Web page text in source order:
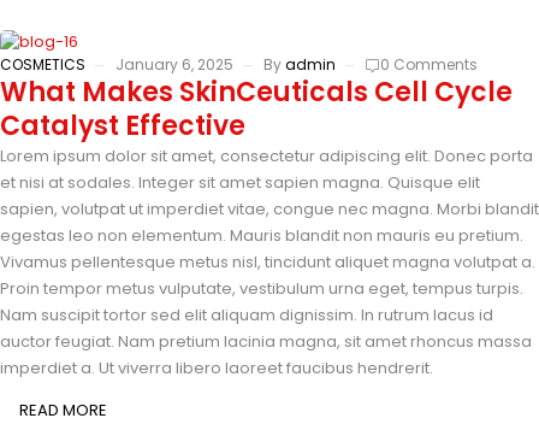
COSMETICS January 6, 2025 Byadmin 0 Comments
What Makes SkinCeuticals Cell Cycle
Catalyst Effective
Lorem ipsum dolor sit amet, consectetur adipiscing elit. Donec porta
et nisi at sodales. Integer sit amet sapien magna. Quisque elit
sapien, volutpat ut imperdiet vitae, congue nec magna. Morbi blandit
egestas leo non elementum. Mauris blandit non mauris eu pretium.
Vivamus pellentesque metus nisl, tincidunt aliquet magna volutpat a.
Proin tempor metus vulputate, vestibulum urna eget, tempus turpis.
Nam suscipit tortor sed elit aliquam dignissim. In rutrum lacus id
auctor feugiat. Nam pretium lacinia magna, sit amet rhoncus massa
imperdiet a. Ut viverra libero laoreet faucibus hendrerit.
READ MORE